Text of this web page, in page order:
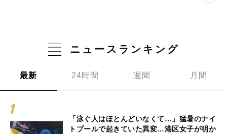
ニュースランキング
最新 24時間 週間 月間
「泳ぐ人はほとんどいなくて…」猛暑のナイ
トプールで起きていた異変…港区女子が明か